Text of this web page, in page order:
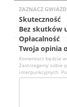
Twoja opinia
Komentarz będzie
Zastrzegamy sobie
interpunkcyjnych.
ZAZNACZ
Skuteczność
Bez skutków
Opłacalność